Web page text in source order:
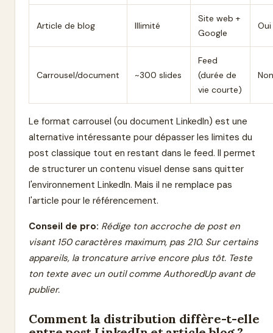
Article de blog Illimité
Site web +
Google
Oui
Carrousel/document ~300 slides
Feed
(durée de
vie courte)
Non
Le format carrousel (ou document LinkedIn) est une
alternative intéressante pour dépasser les limites du
post classique tout en restant dans le feed. Il permet
de structurer un contenu visuel dense sans quitter
l'environnement LinkedIn. Mais il ne remplace pas
l'article pour le référencement.
Conseil de pro: Rédige ton accroche de post en
visant 150 caractères maximum, pas 210. Sur certains
appareils, la troncature arrive encore plus tôt. Teste
ton texte avec un outil comme AuthoredUp avant de
publier.
Comment la distribution diffère-t-elle